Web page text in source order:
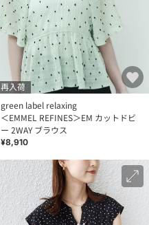
再入荷
green label relaxing
＜EMMEL REFINES＞EM カットドビ
ー 2WAY ブラウス
¥8,910